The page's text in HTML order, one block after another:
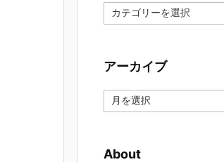
カ
テ
ー
アーカイブ
ー
ブ
About